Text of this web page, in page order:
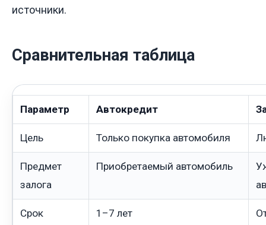
источники.
Сравнительная таблица
Параметр Автокредит
Цель Только покупка автомобиля
Предмет
залога
Приобретаемый автомобиль
Срок 1–7 лет